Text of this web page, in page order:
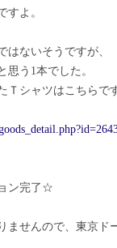
すよ。
はないそうですが、
う1本でした。
Ｔシャツはこちらで
ン完了☆
ませんので、東京ド